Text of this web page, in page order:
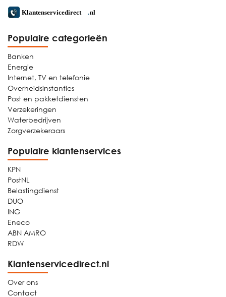
Populaire categorieën
Banken
Energie
Internet, TV en telefonie
Overheidsinstanties
Post en pakketdiensten
Verzekeringen
Waterbedrijven
Zorgverzekeraars
Populaire klantenservices
KPN
PostNL
Belastingdienst
DUO
ING
Eneco
ABN AMRO
RDW
Klantenservicedirect.nl
Over ons
Contact